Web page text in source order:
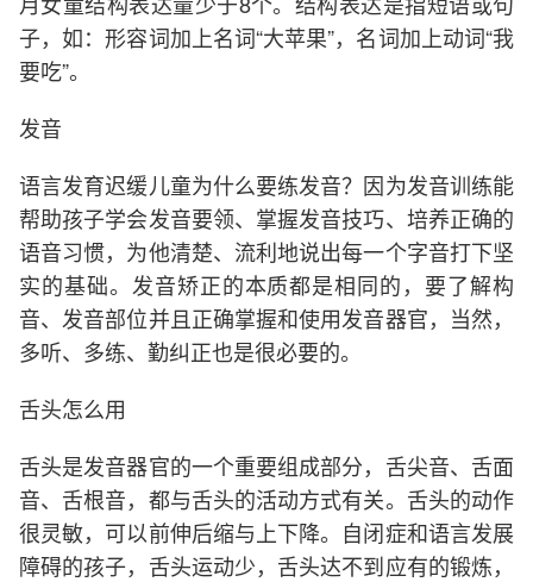
子，如：形容词加上名词“大苹果”，名词加上动词“我
要吃”。
发音
语言发育迟缓儿童为什么要练发音？因为发音训练能
帮助孩子学会发音要领、掌握发音技巧、培养正确的
语音习惯，为他清楚、流利地说出每一个字音打下坚
实的基础。发音矫正的本质都是相同的，要了解构
音、发音部位并且正确掌握和使用发音器官，当然，
多听、多练、勤纠正也是很必要的。
舌头怎么用
舌头是发音器官的一个重要组成部分，舌尖音、舌面
音、舌根音，都与舌头的活动方式有关。舌头的动作
很灵敏，可以前伸后缩与上下降。自闭症和语言发展
障碍的孩子，舌头运动少，舌头达不到应有的锻炼，